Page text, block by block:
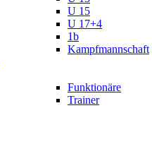
U 15
U 17+4
1b
Kampfmannschaft
Funktionäre
Trainer